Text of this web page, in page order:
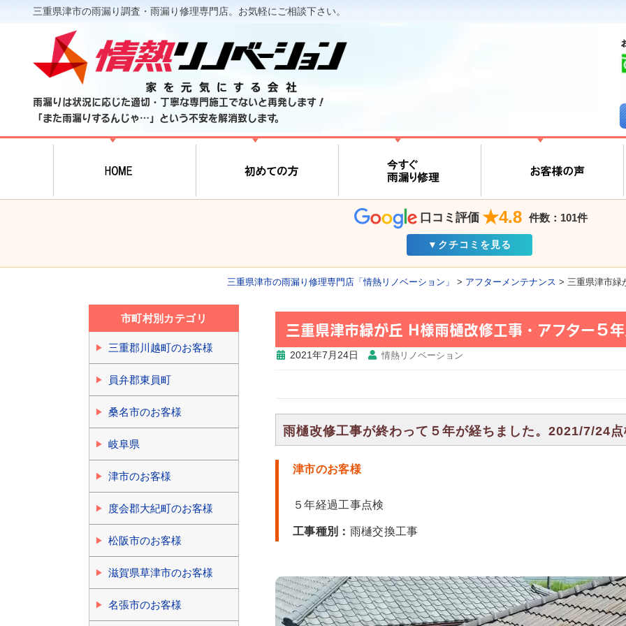
三重県津市の雨漏り調査・雨漏り修理専門店。お気軽にご相談下さい。
雨漏りは状況に応じた適切・丁寧な専門施工でないと再発します！
「また雨漏りするんじゃ…」という不安を解消致します。
口コミ評価 ★4.8 件数：101件
▼クチコミを見る
三重県津市の雨漏り修理専門店「情熱リノベーション」 > アフターメンテナンス > 三重県津市緑
三重県津市緑が丘 H様雨樋改修工事・アフター５
2021年7月24日 情熱リノベーション
雨樋改修工事が終わって５年が経ちました。2021/7/24
津市のお客様
５年経過工事点検
工事種別： 雨樋交換工事
市町村別カテゴリ
三重郡川越町のお客様
員弁郡東員町
桑名市のお客様
岐阜県
津市のお客様
度会郡大紀町のお客様
松阪市のお客様
滋賀県草津市のお客様
名張市のお客様